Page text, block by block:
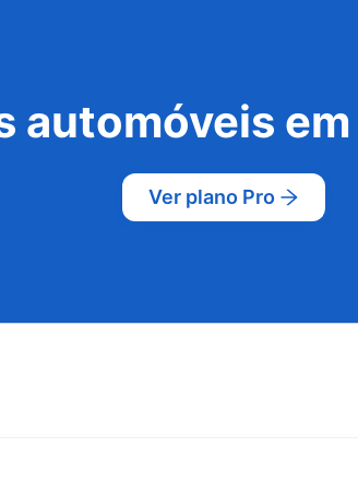
automóveis
Ver plano Pro